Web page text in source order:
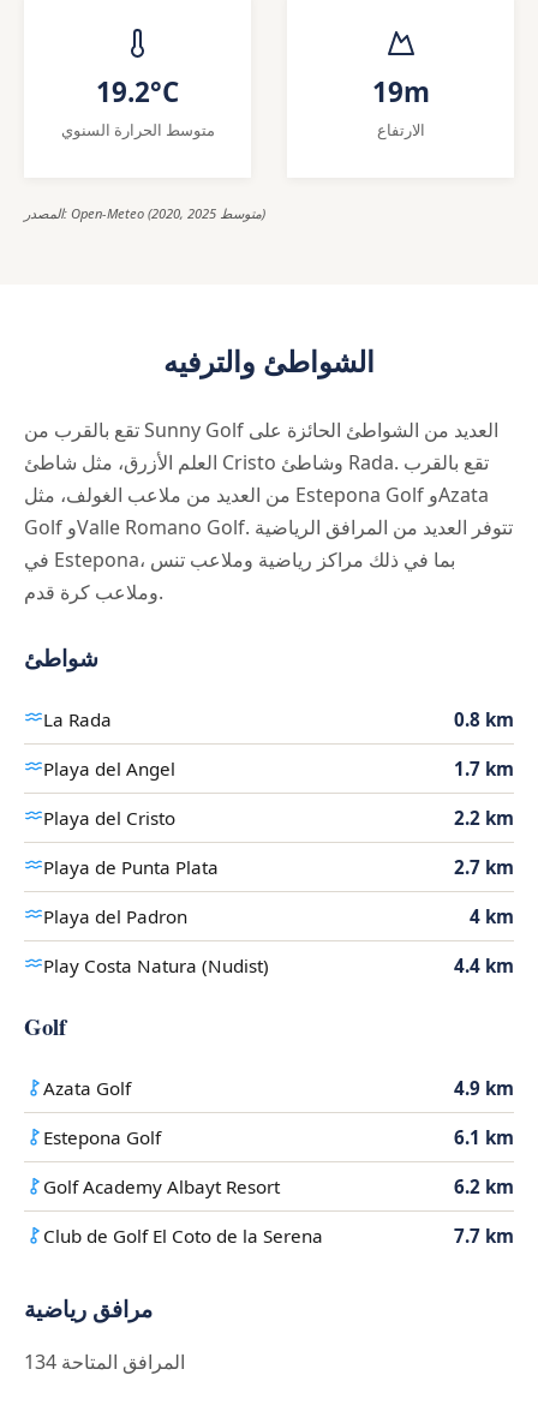
19.2°C
متوسط الحرارة السنوي
19m
الارتفاع
المصدر: Open-Meteo (2020, 2025 متوسط)
الشواطئ والترفيه
تقع بالقرب من Sunny Golf العديد من الشواطئ الحائزة على
العلم الأزرق، مثل شاطئ Cristo وشاطئ Rada. تقع بالقرب
من العديد من ملاعب الغولف، مثل Estepona Golf وAzata
Golf وValle Romano Golf. تتوفر العديد من المرافق الرياضية
في Estepona، بما في ذلك مراكز رياضية وملاعب تنس
وملاعب كرة قدم.
شواطئ
La Rada 0.8 km
Playa del Angel 1.7 km
Playa del Cristo 2.2 km
Playa de Punta Plata 2.7 km
Playa del Padron 4 km
Play Costa Natura (Nudist) 4.4 km
Golf
Azata Golf 4.9 km
Estepona Golf 6.1 km
Golf Academy Albayt Resort 6.2 km
Club de Golf El Coto de la Serena 7.7 km
مرافق رياضية
134 المرافق المتاحة